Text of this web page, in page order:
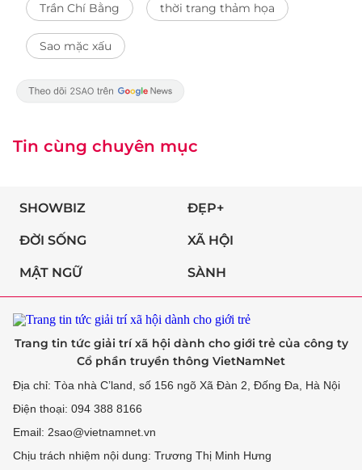
Trần Chí Bằng thời trang thảm họa
Sao mặc xấu
Tin cùng chuyên mục
SHOWBIZ ĐẸP+
ĐỜI SỐNG XÃ HỘI
MẬT NGỮ SÀNH
Trang tin tức giải trí xã hội dành cho giới trẻ của công ty
Cổ phần truyền thông VietNamNet
Địa chỉ: Tòa nhà C’land, số 156 ngõ Xã Đàn 2, Đống Đa, Hà Nội
Điện thoại: 094 388 8166
Email: 2sao@vietnamnet.vn
Chịu trách nhiệm nội dung: Trương Thị Minh Hưng